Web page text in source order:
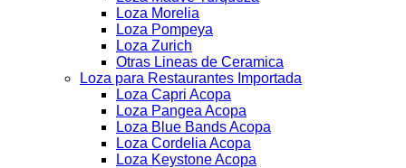
Loza Morelia
Loza Pompeya
Loza Zurich
Otras Lineas de Ceramica
Loza para Restaurantes Importada
Loza Capri Acopa
Loza Pangea Acopa
Loza Blue Bands Acopa
Loza Cordelia Acopa
Loza Keystone Acopa